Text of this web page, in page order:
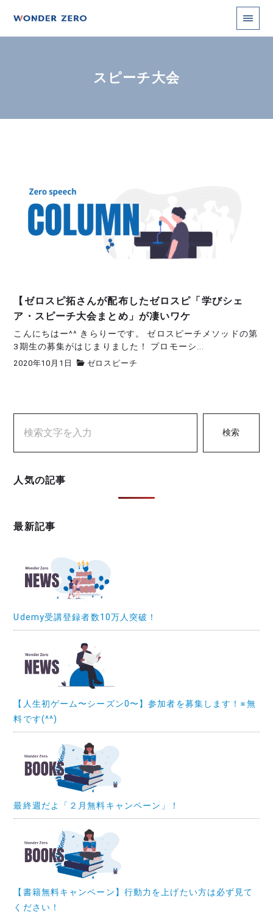
スピーチ大会
【ゼロスピ拓さんが配布したゼロスピ「学びシェ
ア・スピーチ大会まとめ」が凄いワケ
こんにちはー^^ きらりーです。 ゼロスピーチメソッドの第
3期生の募集がはじまりました！ プロモーシ...
2020年10月1日 ゼロスピーチ
検索
人気の記事
最新記事
Udemy受講登録者数10万人突破！
【人生初ゲーム〜シーズン0〜】参加者を募集します！※無
料です(^^)
最終週だよ「２月無料キャンペーン」！
【書籍無料キャンペーン】行動力を上げたい方は必ず見て
ください！